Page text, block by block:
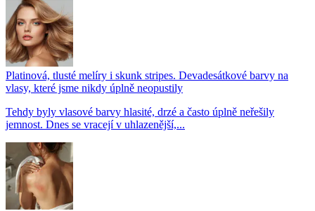
Platinová, tlusté melíry i skunk stripes. Devadesátkové barvy na
vlasy, které jsme nikdy úplně neopustily
Tehdy byly vlasové barvy hlasité, drzé a často úplně neřešily
jemnost. Dnes se vracejí v uhlazenější,...